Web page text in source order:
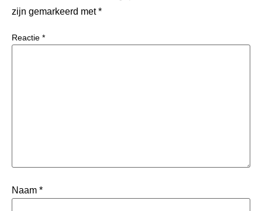
zijn gemarkeerd met*
Reactie *
Naam *